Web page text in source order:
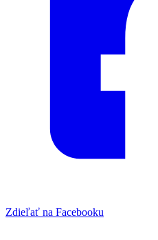
Zdieľať na Facebooku